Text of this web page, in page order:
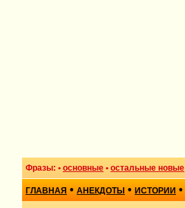
Фразы: • основные • остальные новые
ГЛАВНАЯ • АНЕКДОТЫ • ИСТОРИИ •